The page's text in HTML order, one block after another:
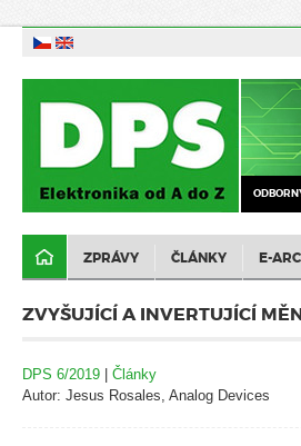
ZPRÁVY ČLÁNKY E-
ZVYŠUJÍCÍ A INVERTUJÍCÍ
DPS 6/2019 | Články
Autor: Jesus Rosales, Analog Devices